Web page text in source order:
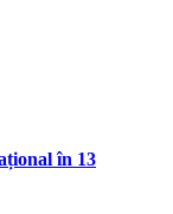
în 13